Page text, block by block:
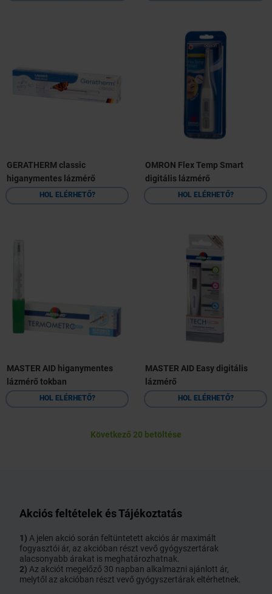
GERATHERM classic
higanymentes lázmérő
HOL ELÉRHETŐ?
OMRON Flex Temp Smart
digitális lázmérő
HOL ELÉRHETŐ?
MASTER AID higanymentes
lázmérő tokban
HOL ELÉRHETŐ?
MASTER AID Easy digitális
lázmérő
HOL ELÉRHETŐ?
Következő 20 betöltése
Akciós feltételek és Tájékoztatás
1) A jelen akció során feltüntetett akciós ár maximált
fogyasztói ár, az akcióban részt vevő gyógyszertárak
alacsonyabb árakat is meghatározhatnak.
2) Az akciót megelőző 30 napban alkalmazni ajánlott ár,
melytől az akcióban részt vevő gyógyszertárak eltérhetnek.